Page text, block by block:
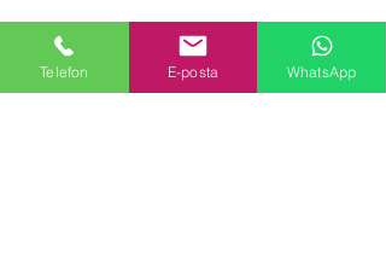
Telefon E-posta WhatsApp